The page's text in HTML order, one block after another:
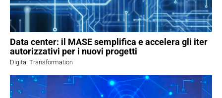
Data center: il MASE semplifica e accelera gli iter
autorizzativi per i nuovi progetti
Digital Transformation